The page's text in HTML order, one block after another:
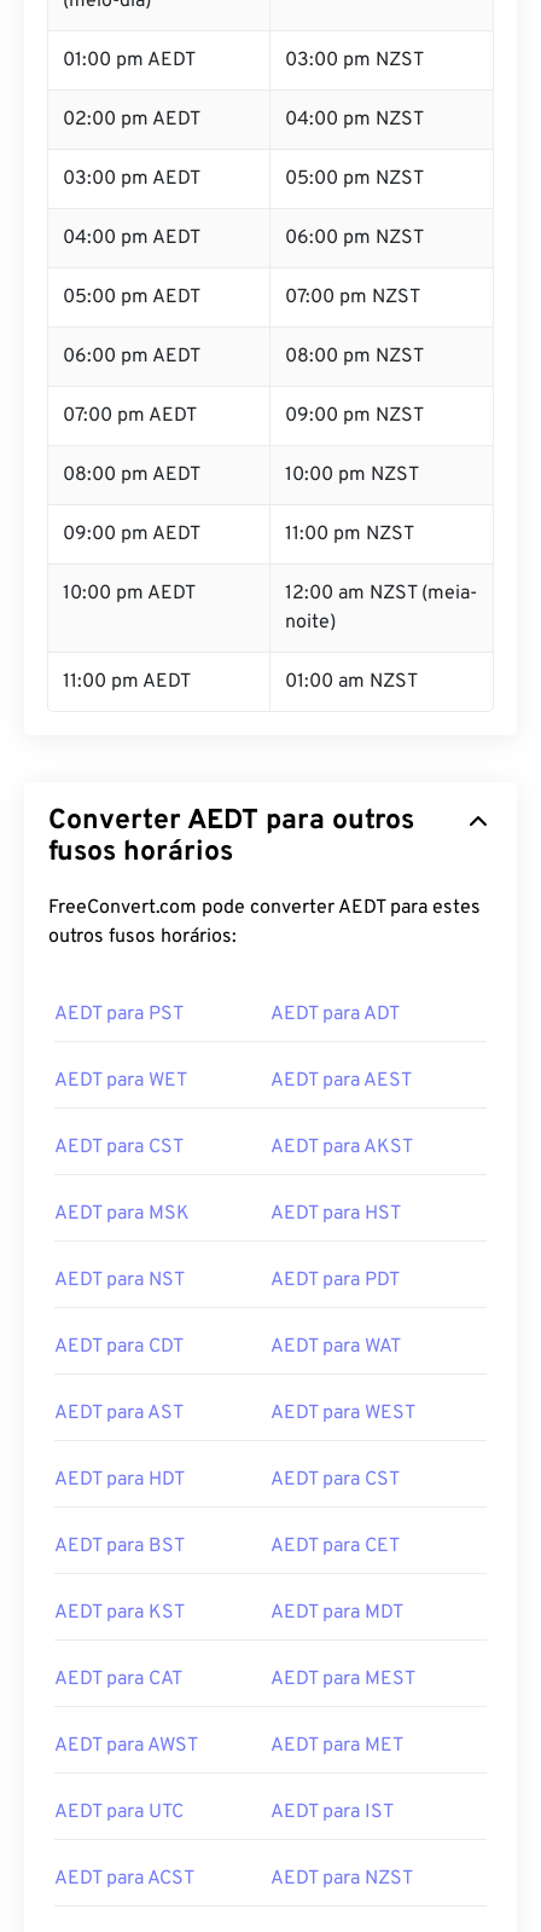
01:00 pm AEDT 03:00 pm NZST
02:00 pm AEDT 04:00 pm NZST
03:00 pm AEDT 05:00 pm NZST
04:00 pm AEDT 06:00 pm NZST
05:00 pm AEDT 07:00 pm NZST
06:00 pm AEDT 08:00 pm NZST
07:00 pm AEDT 09:00 pm NZST
08:00 pm AEDT 10:00 pm NZST
09:00 pm AEDT 11:00 pm NZST
10:00 pm AEDT
12:00 am NZST (meia-
noite)
11:00 pm AEDT 01:00 am NZST
Converter AEDT para outros
fusos horários
FreeConvert.com pode converter AEDT para estes
outros fusos horários:
AEDT para PST AEDT para ADT
AEDT para WET AEDT para AEST
AEDT para CST AEDT para AKST
AEDT para MSK AEDT para HST
AEDT para NST AEDT para PDT
AEDT para CDT AEDT para WAT
AEDT para AST AEDT para WEST
AEDT para HDT AEDT para CST
AEDT para BST AEDT para CET
AEDT para KST AEDT para MDT
AEDT para CAT AEDT para MEST
AEDT para AWST AEDT para MET
AEDT para UTC AEDT para IST
AEDT para ACST AEDT para NZST